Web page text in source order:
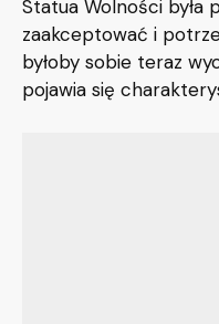
Statua Wolności była
zaakceptować i
byłoby sobie teraz
pojawia się